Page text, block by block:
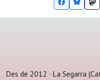
Des de 2012 · La Segarra